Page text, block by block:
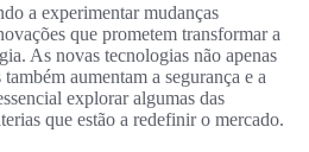
a experimentar mudanças
que prometem transformar a
As novas tecnologias não apenas
aumentam a segurança e a
explorar algumas das
que estão a redefinir o mercado.